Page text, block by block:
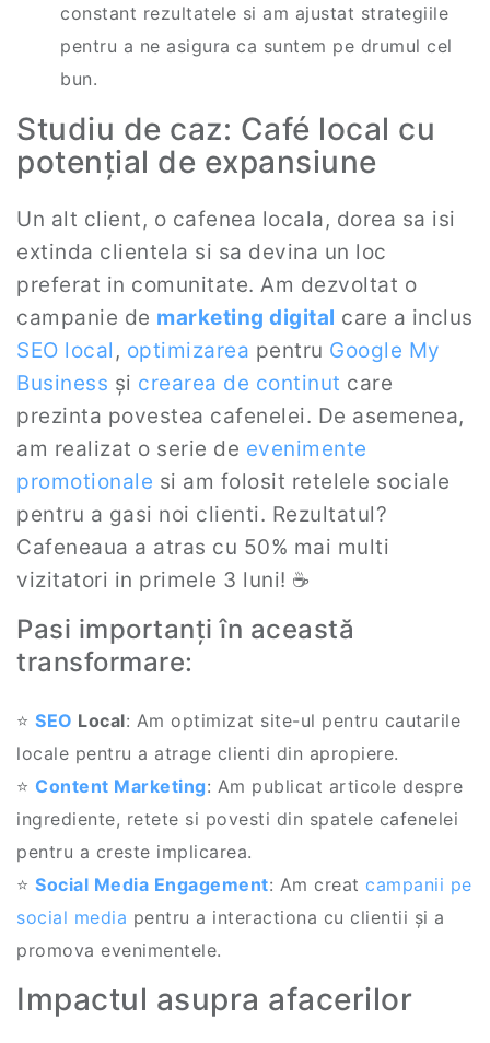
constant rezultatele si am ajustat strategiile
pentru a ne asigura ca suntem pe drumul cel
bun.
Studiu de caz: Café local cu
potențial de expansiune
Un alt client, o cafenea locala, dorea sa isi
extinda clientela si sa devina un loc
preferat in comunitate. Am dezvoltat o
campanie de marketing digital care a inclus
SEO local , optimizarea pentru Google My
Business și crearea de continut care
prezinta povestea cafenelei. De asemenea,
am realizat o serie de evenimente
promotionale si am folosit retelele sociale
pentru a gasi noi clienti. Rezultatul?
Cafeneaua a atras cu 50% mai multi
vizitatori in primele 3 luni! ☕️
Pasi importanți în această
transformare:
⭐ SEO Local: Am optimizat site-ul pentru cautarile
locale pentru a atrage clienti din apropiere.
⭐ Content Marketing: Am publicat articole despre
ingrediente, retete si povesti din spatele cafenelei
pentru a creste implicarea.
⭐ Social Media Engagement: Am creat campanii pe
social media pentru a interactiona cu clientii și a
promova evenimentele.
Impactul asupra afacerilor